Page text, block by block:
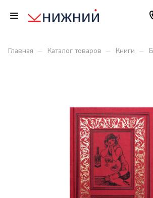
Главная – Каталог товаров – Книги –